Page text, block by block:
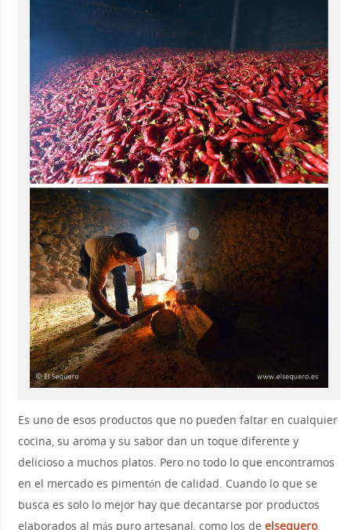
Es uno de esos productos que no pueden faltar en cualquier
cocina, su aroma y su sabor dan un toque diferente y
delicioso a muchos platos. Pero no todo lo que encontramos
en el mercado es pimentón de calidad. Cuando lo que se
busca es solo lo mejor hay que decantarse por productos
elaborados al más puro artesanal, como los de elsequero.